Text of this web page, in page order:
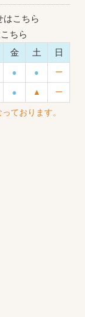
はこちら
ちら
金 土
日
● ● ー
● ▲ ー
ております。